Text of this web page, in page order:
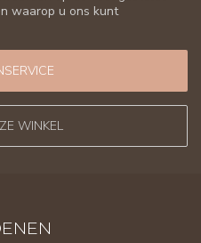
waarop u ons kunt
WINKEL